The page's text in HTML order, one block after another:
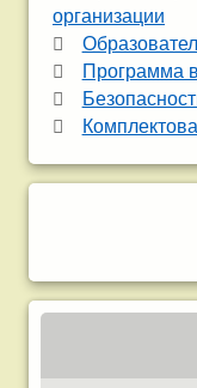
организации
Программа